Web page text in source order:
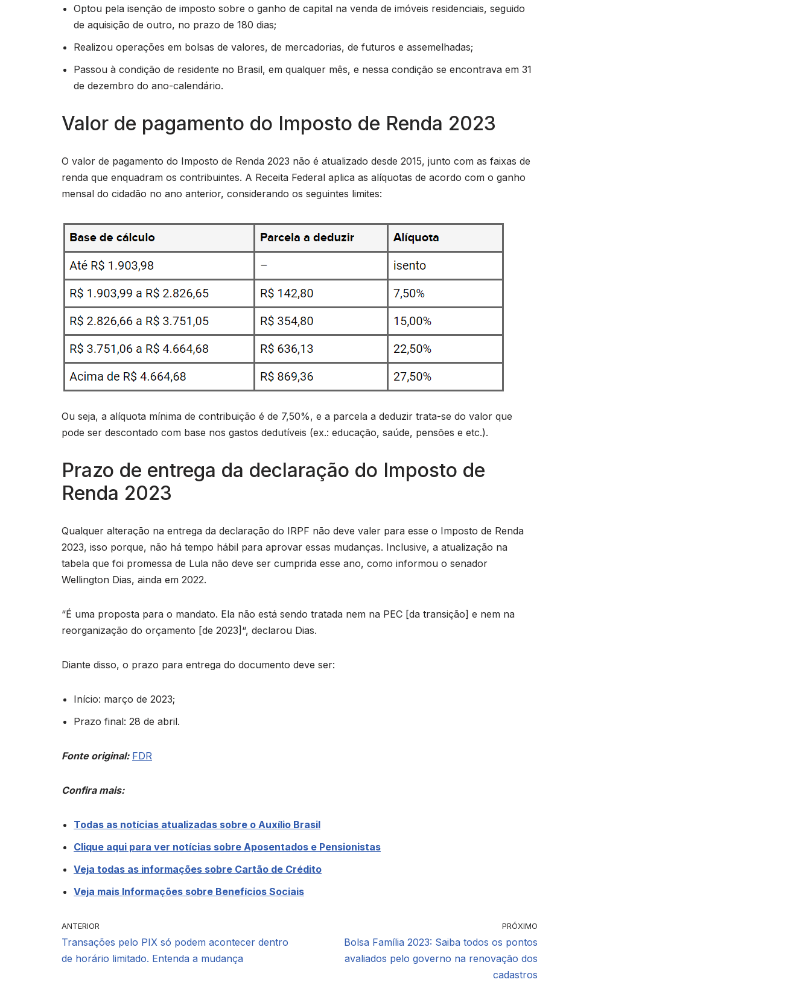
Optou pela isenção de imposto sobre o ganho de capital na venda de imóveis residenciais, seguido
de aquisição de outro, no prazo de 180 dias;
Realizou operações em bolsas de valores, de mercadorias, de futuros e assemelhadas;
Passou à condição de residente no Brasil, em qualquer mês, e nessa condição se encontrava em 31
de dezembro do ano-calendário.
Valor de pagamento do Imposto de Renda 2023
O valor de pagamento do Imposto de Renda 2023 não é atualizado desde 2015, junto com as faixas de
renda que enquadram os contribuintes. A Receita Federal aplica as alíquotas de acordo com o ganho
mensal do cidadão no ano anterior, considerando os seguintes limites:
Ou seja, a alíquota mínima de contribuição é de 7,50%, e a parcela a deduzir trata-se do valor que
pode ser descontado com base nos gastos dedutíveis (ex.: educação, saúde, pensões e etc.).
Prazo de entrega da declaração do Imposto de
Renda 2023
Qualquer alteração na entrega da declaração do IRPF não deve valer para esse o Imposto de Renda
2023, isso porque, não há tempo hábil para aprovar essas mudanças. Inclusive, a atualização na
tabela que foi promessa de Lula não deve ser cumprida esse ano, como informou o senador
Wellington Dias, ainda em 2022.
“É uma proposta para o mandato. Ela não está sendo tratada nem na PEC [da transição] e nem na
reorganização do orçamento [de 2023]“, declarou Dias.
Diante disso, o prazo para entrega do documento deve ser:
Início: março de 2023;
Prazo final: 28 de abril.
Fonte original: FDR
Confira mais:
Todas as notícias atualizadas sobre o Auxílio Brasil
Clique aqui para ver notícias sobre Aposentados e Pensionistas
Veja todas as informações sobre Cartão de Crédito
Veja mais Informações sobre Benefícios Sociais
ANTERIOR
Transações pelo PIX só podem acontecer dentro
de horário limitado. Entenda a mudança
PRÓXIMO
Bolsa Família 2023: Saiba todos os pontos
avaliados pelo governo na renovação dos
cadastros